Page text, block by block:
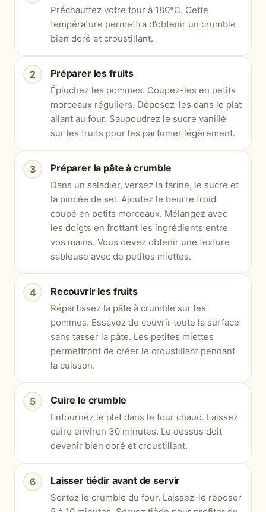
Préchauffez votre four à 180°C. Cette
température permettra d’obtenir un crumble
bien doré et croustillant.
Préparer les fruits
Épluchez les pommes. Coupez-les en petits
morceaux réguliers. Déposez-les dans le plat
allant au four. Saupoudrez le sucre vanillé
sur les fruits pour les parfumer légèrement.
Préparer la pâte à crumble
Dans un saladier, versez la farine, le sucre et
la pincée de sel. Ajoutez le beurre froid
coupé en petits morceaux. Mélangez avec
les doigts en frottant les ingrédients entre
vos mains. Vous devez obtenir une texture
sableuse avec de petites miettes.
Recouvrir les fruits
Répartissez la pâte à crumble sur les
pommes. Essayez de couvrir toute la surface
sans tasser la pâte. Les petites miettes
permettront de créer le croustillant pendant
la cuisson.
Cuire le crumble
Enfournez le plat dans le four chaud. Laissez
cuire environ 30 minutes. Le dessus doit
devenir bien doré et croustillant.
Laisser tiédir avant de servir
Sortez le crumble du four. Laissez-le reposer